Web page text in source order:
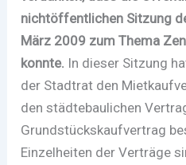
nichtöffentlichen Sitzung
März 2009 zum Thema
konnte. In dieser Sitzung
der Stadtrat den
den städtebaulichen
Grundstückskaufvertrag
Einzelheiten der Verträge